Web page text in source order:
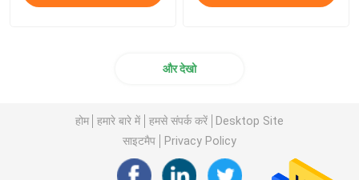
और देखो
होम हमारे बारे में हमसे संपर्क करें
Desktop Site
साइटमैप
Privacy Policy